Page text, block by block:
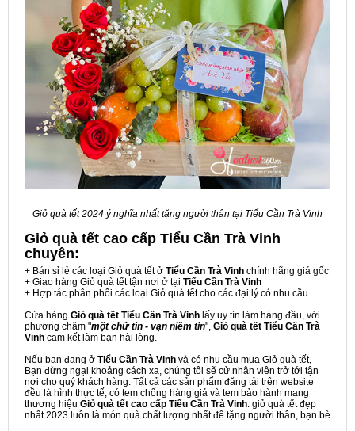
Giỏ quà tết 2024 ý nghĩa nhất tặng người thân tại Tiểu Cần Trà Vinh
Giỏ quà tết cao cấp Tiểu Cần Trà Vinh
chuyên:
+ Bán sỉ lẻ các loại Giỏ quà tết ở Tiểu Cần Trà Vinh chính hãng giá gốc
+ Giao hàng Giỏ quà tết tận nơi ở tại Tiểu Cần Trà Vinh
+ Hợp tác phân phối các loại Giỏ quà tết cho các đại lý có nhu cầu
Cửa hàng Giỏ quà tết Tiểu Cần Trà Vinh lấy uy tín làm hàng đầu, với
phương châm "một chữ tín - vạn niềm tin", Giỏ quà tết Tiểu Cần Trà
Vinh cam kết làm bạn hài lòng.
Nếu bạn đang ở Tiểu Cần Trà Vinh và có nhu cầu mua Giỏ quà tết,
Bạn đừng ngại khoảng cách xa, chúng tôi sẽ cử nhân viên trở tới tận
nơi cho quý khách hàng. Tất cả các sản phẩm đăng tải trên website
đều là hình thực tế, có tem chống hàng giả và tem bảo hành mang
thương hiệu Giỏ quà tết cao cấp Tiểu Cần Trà Vinh. giỏ quà tết đẹp
nhất 2023 luôn là món quà chất lượng nhất để tặng người thân, bạn bè